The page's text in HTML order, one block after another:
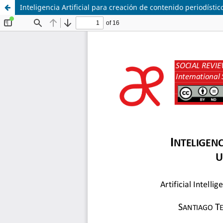
Inteligencia Artificial para creación de contenido